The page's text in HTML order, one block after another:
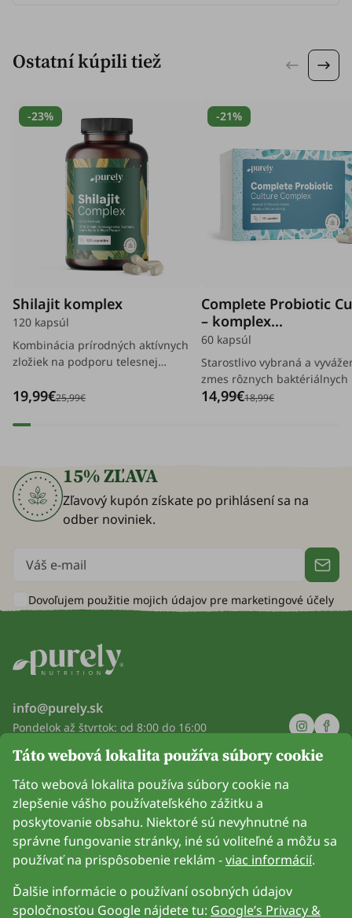
Táto webová lokalita používa súbory cookie
Táto webová lokalita používa súbory cookie na
zlepšenie vášho používateľského zážitku a
poskytovanie obsahu. Niektoré sú nevyhnutné na
správne fungovanie stránky, iné sú voliteľné a môžu sa
používať na prispôsobenie reklám -viac informácií.
Ďalšie informácie o používaní osobných údajov
spoločnosťou Google nájdete tu: Google’s Privacy &
Ostatní kúpili tiež
-23%
Shilajit komplex
120 kapsúl
Kombinácia prírodných aktívnych
zložiek na podporu telesnej
umožňuje ľahšie zvládanie
19,99€25,99€
-21%
Complete Probiotic
– komplex
mikrobiologických
60 kapsúl
Starostlivo vybraná a
zmes rôznych baktériálnych
ktoré prirodzene
14,99€18,99€
15% ZĽAVA
Zľavový kupón získate po prihlásení sa na
odber noviniek.
Dovoľujem použitie mojich údajov pre marketingové účely
info@purely.sk
Pondelok až štvrtok: od 8:00 do 16:00
Informácie
Pripoj sa k nám